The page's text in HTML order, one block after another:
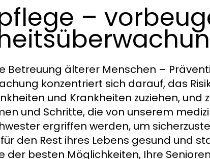
–
Betreuung älterer Menschen –
konzentriert sich darauf, das
und Krankheiten zuziehen, und
und Schritte, die von unserem
ergriffen werden, um
den Rest ihres Lebens gesund und
der besten Möglichkeiten, Ihre